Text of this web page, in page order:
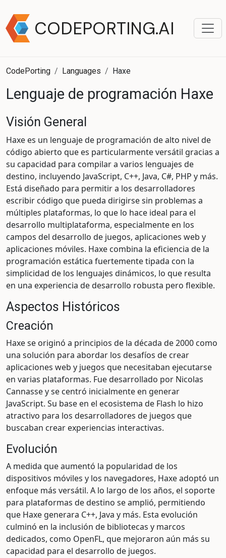
CODEPORTING.AI
CodePorting Languages Haxe
Lenguaje de programación Haxe
Visión General
Haxe es un lenguaje de programación de alto nivel de
código abierto que es particularmente versátil gracias a
su capacidad para compilar a varios lenguajes de
destino, incluyendo JavaScript, C++, Java, C#, PHP y más.
Está diseñado para permitir a los desarrolladores
escribir código que pueda dirigirse sin problemas a
múltiples plataformas, lo que lo hace ideal para el
desarrollo multiplataforma, especialmente en los
campos del desarrollo de juegos, aplicaciones web y
aplicaciones móviles. Haxe combina la eficiencia de la
programación estática fuertemente tipada con la
simplicidad de los lenguajes dinámicos, lo que resulta
en una experiencia de desarrollo robusta pero flexible.
Aspectos Históricos
Creación
Haxe se originó a principios de la década de 2000 como
una solución para abordar los desafíos de crear
aplicaciones web y juegos que necesitaban ejecutarse
en varias plataformas. Fue desarrollado por Nicolas
Cannasse y se centró inicialmente en generar
JavaScript. Su base en el ecosistema de Flash lo hizo
atractivo para los desarrolladores de juegos que
buscaban crear experiencias interactivas.
Evolución
A medida que aumentó la popularidad de los
dispositivos móviles y los navegadores, Haxe adoptó un
enfoque más versátil. A lo largo de los años, el soporte
para plataformas de destino se amplió, permitiendo
que Haxe generara C++, Java y más. Esta evolución
culminó en la inclusión de bibliotecas y marcos
dedicados, como OpenFL, que mejoraron aún más su
capacidad para el desarrollo de juegos.